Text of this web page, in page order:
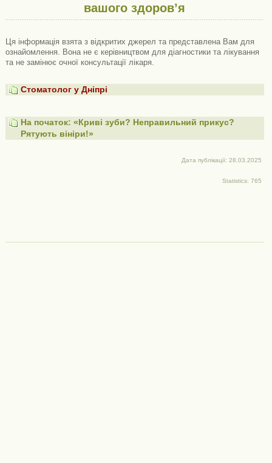
вашого здоров’я
Ця інформація взята з відкритих джерел та представлена ​​Вам для
ознайомлення. Вона не є керівництвом для діагностики та лікування
та не замінює очної консультації лікаря.
Стоматолог у Дніпрі
На початок: «Криві зуби? Неправильний прикус?
Рятують вініри!»
Дата публікації: 28.03.2025
Statistics: 765